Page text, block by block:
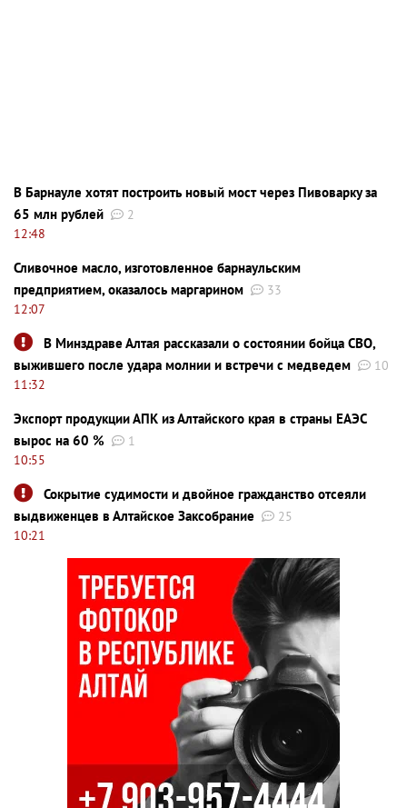
В Барнауле хотят построить новый мост через Пивоварку за
65 млн рублей
2
12:48
Сливочное масло, изготовленное барнаульским
предприятием, оказалось маргарином
33
12:07
В Минздраве Алтая рассказали о состоянии бойца СВО,
выжившего после удара молнии и встречи с медведем
10
11:32
Экспорт продукции АПК из Алтайского края в страны ЕАЭС
вырос на 60 %
1
10:55
Сокрытие судимости и двойное гражданство отсеяли
выдвиженцев в Алтайское Заксобрание
25
10:21